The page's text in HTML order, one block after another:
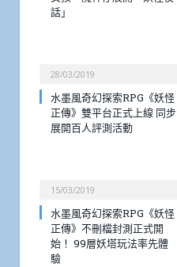
話」
28/03/2019
水墨風奇幻探索RPG《妖怪
正傳》雙平台正式上線 同步
展開百人評測活動
15/03/2019
水墨風奇幻探索RPG《妖怪
正傳》不刪檔封測正式開
始！ 99層妖塔玩法率先體
驗